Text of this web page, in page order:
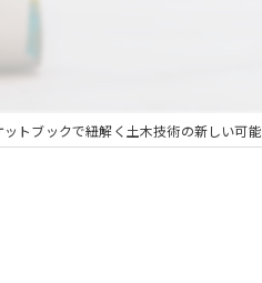
ットブックで紐解く土木技術の新しい可